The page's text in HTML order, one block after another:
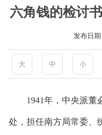
六角钱的检讨书
发布日期
大 中 小
1941年，中央派董
处，担任南方局常委、